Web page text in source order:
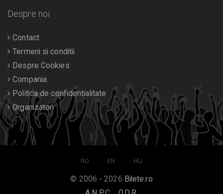
Despre noi
Contact
Termeni si conditii
Despre Cookies
Compania
Politica de confidentialitate
Organizatori
RO EN HU
© 2006 - 2026 Bilete.ro